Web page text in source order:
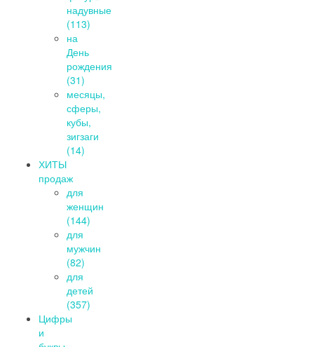
надувные
(113)
на
День
рождения
(31)
месяцы,
сферы,
кубы,
зигзаги
(14)
ХИТЫ
продаж
для
женщин
(144)
для
мужчин
(82)
для
детей
(357)
Цифры
и